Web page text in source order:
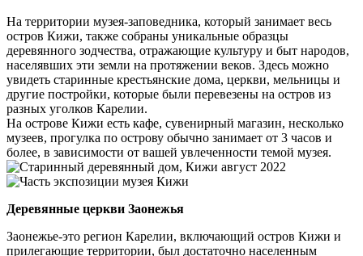
На территории музея-заповедника, который занимает весь
остров Кижи, также собраны уникальные образцы
деревянного зодчества, отражающие культуру и быт народов,
населявших эти земли на протяжении веков. Здесь можно
увидеть старинные крестьянские дома, церкви, мельницы и
другие постройки, которые были перевезены на остров из
разных уголков Карелии.
На острове Кижи есть кафе, сувенирный магазин, несколько
музеев, прогулка по острову обычно занимает от 3 часов и
более, в зависимости от вашей увлеченности темой музея.
Деревянные церкви Заонежья
Заонежье-это регион Карелии, включающий остров Кижи и
прилегающие территории, был достаточно населенным